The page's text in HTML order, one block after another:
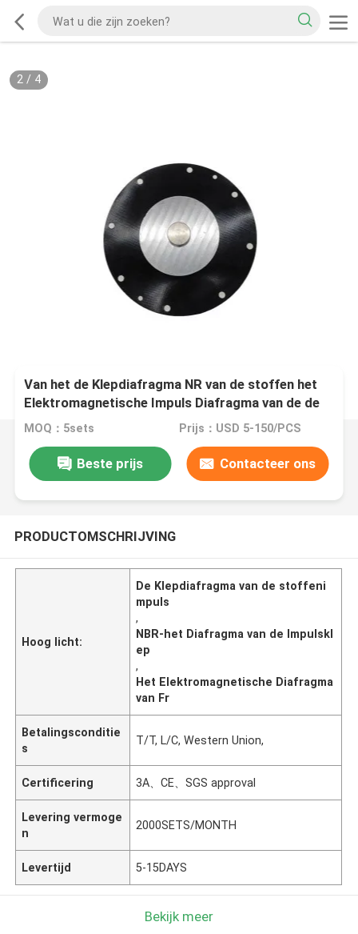
2/ 4
Van het de Klepdiafragma NR van de stoffen het
Elektromagnetische Impuls Diafragma van de de
Solenoïdeklep van Cr Fr NBR Materiële
MOQ：5sets Prijs：USD 5-150/PCS
Beste prijs Contacteer ons
PRODUCTOMSCHRIJVING
Hoog licht:
De Klepdiafragma van de stoffeni
mpuls
,
NBR-het Diafragma van de Impulskl
ep
,
Het Elektromagnetische Diafragma
van Fr
Betalingsconditie
s
T/T, L/C, Western Union,
Certificering 3A、CE、SGS approval
Levering vermoge
n
2000SETS/MONTH
Levertijd 5-15DAYS
Bekijk meer